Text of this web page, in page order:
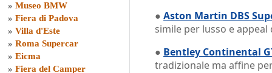
» Museo BMW
» Fiera di Padova
» Villa d'Este
» Roma Supercar
» Eicma
» Fiera del Camper
● Aston Martin DBS
simile per lusso e appeal
● Bentley Continental
tradizionale ma affine